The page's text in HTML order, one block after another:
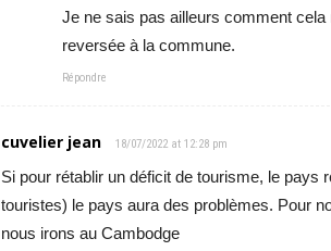
Je ne sais pas ailleurs comment
reversée à la commune.
Répondre
cuvelier jean 18/07/2022 at 12:28 pm
Si pour rétablir un déficit de tourisme, le pays
touristes) le pays aura des problèmes. Pour
nous irons au Cambodge